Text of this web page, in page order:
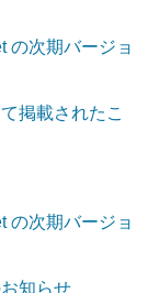
の次期バージョ
掲載されたこ
の次期バージョ
知らせ